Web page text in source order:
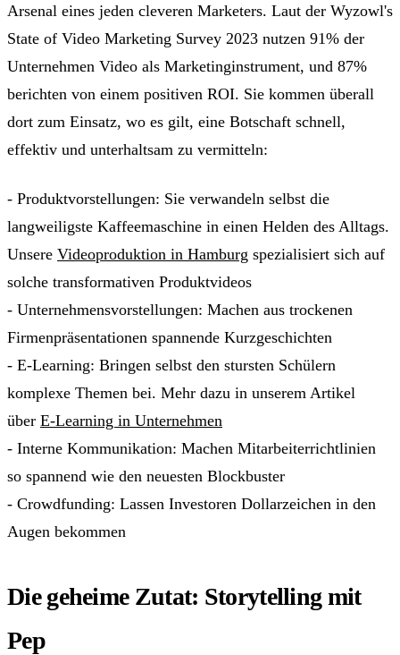
Arsenal eines jeden cleveren Marketers. Laut der Wyzowl's
State of Video Marketing Survey 2023 nutzen 91% der
Unternehmen Video als Marketinginstrument, und 87%
berichten von einem positiven ROI. Sie kommen überall
dort zum Einsatz, wo es gilt, eine Botschaft schnell,
effektiv und unterhaltsam zu vermitteln:
- Produktvorstellungen: Sie verwandeln selbst die
langweiligste Kaffeemaschine in einen Helden des Alltags.
Unsere Videoproduktion in Hamburg spezialisiert sich auf
solche transformativen Produktvideos
- Unternehmensvorstellungen: Machen aus trockenen
Firmenpräsentationen spannende Kurzgeschichten
- E-Learning: Bringen selbst den stursten Schülern
komplexe Themen bei. Mehr dazu in unserem Artikel
über E-Learning in Unternehmen
- Interne Kommunikation: Machen Mitarbeiterrichtlinien
so spannend wie den neuesten Blockbuster
- Crowdfunding: Lassen Investoren Dollarzeichen in den
Augen bekommen
Die geheime Zutat: Storytelling mit
Pep